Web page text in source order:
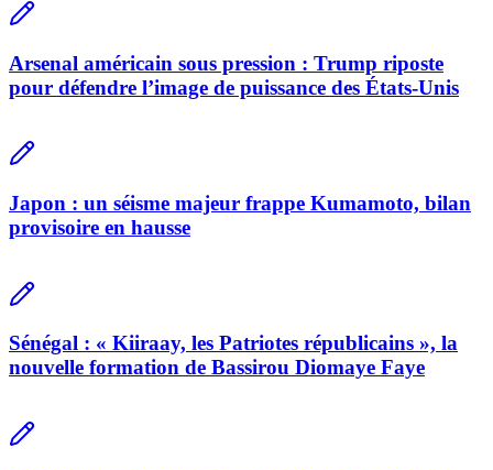
Arsenal américain sous pression : Trump riposte
pour défendre l’image de puissance des États-Unis
Japon : un séisme majeur frappe Kumamoto, bilan
provisoire en hausse
Sénégal : « Kiiraay, les Patriotes républicains », la
nouvelle formation de Bassirou Diomaye Faye